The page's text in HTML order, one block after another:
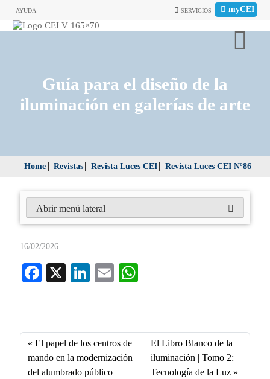
AYUDA myCEI
SERVICIOS
Guía para el diseño de la
iluminación en galerías de arte
Home Revistas Revista Luces CEI Revista Luces CEI Nº86
16/02/2026
Fa
ok
X
Li
In
E
A
pp
bo
ok
ed
In
ail
A
El papel de los centros de
mando en la modernización
del alumbrado público
El Libro Blanco de la
iluminación | Tomo 2:
Tecnología de la Luz
Abrir menú lateral